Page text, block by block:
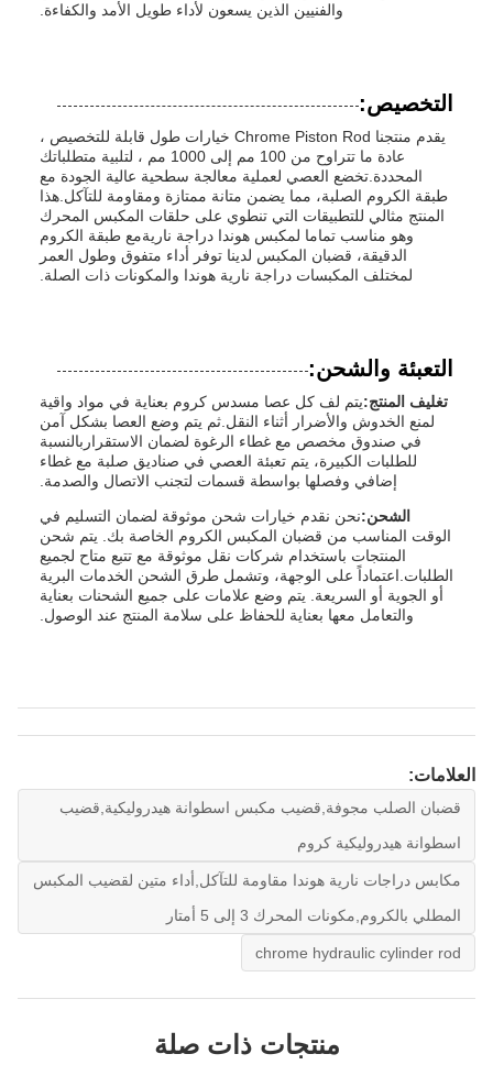
والفنيين الذين يسعون لأداء طويل الأمد والكفاءة.
التخصيص:
يقدم منتجنا Chrome Piston Rod خيارات طول قابلة للتخصيص ،
عادة ما تتراوح من 100 مم إلى 1000 مم ، لتلبية متطلباتك
المحددة.تخضع العصي لعملية معالجة سطحية عالية الجودة مع
طبقة الكروم الصلبة، مما يضمن متانة ممتازة ومقاومة للتآكل.هذا
المنتج مثالي للتطبيقات التي تنطوي على حلقات المكبس المحرك
وهو مناسب تماما لمكبس هوندا دراجة ناريةمع طبقة الكروم
الدقيقة، قضبان المكبس لدينا توفر أداء متفوق وطول العمر
لمختلف المكبسات دراجة نارية هوندا والمكونات ذات الصلة.
التعبئة والشحن:
تغليف المنتج:يتم لف كل عصا مسدس كروم بعناية في مواد واقية
لمنع الخدوش والأضرار أثناء النقل.ثم يتم وضع العصا بشكل آمن
في صندوق مخصص مع غطاء الرغوة لضمان الاستقراربالنسبة
للطلبات الكبيرة، يتم تعبئة العصي في صناديق صلبة مع غطاء
إضافي وفصلها بواسطة قسمات لتجنب الاتصال والصدمة.
الشحن:نحن نقدم خيارات شحن موثوقة لضمان التسليم في
الوقت المناسب من قضبان المكبس الكروم الخاصة بك. يتم شحن
المنتجات باستخدام شركات نقل موثوقة مع تتبع متاح لجميع
الطلبات.اعتماداً على الوجهة، وتشمل طرق الشحن الخدمات البرية
أو الجوية أو السريعة. يتم وضع علامات على جميع الشحنات بعناية
والتعامل معها بعناية للحفاظ على سلامة المنتج عند الوصول.
العلامات:
قضبان الصلب مجوفة,قضيب مكبس اسطوانة هيدروليكية,قضيب
اسطوانة هيدروليكية كروم
مكابس دراجات نارية هوندا مقاومة للتآكل,أداء متين لقضيب المكبس
المطلي بالكروم,مكونات المحرك 3 إلى 5 أمتار
chrome hydraulic cylinder rod
منتجات ذات صلة